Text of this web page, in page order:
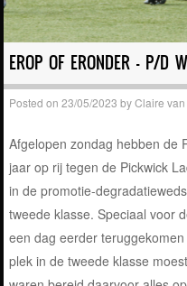
EROP OF ERONDER – P/D
Posted on23/05/2023 byClaire
Afgelopen zondag hebben de
jaar op rij tegen de Pickwick
in de promotie-
tweede klasse. Speciaal voor
een dag eerder
plek in de tweede klasse